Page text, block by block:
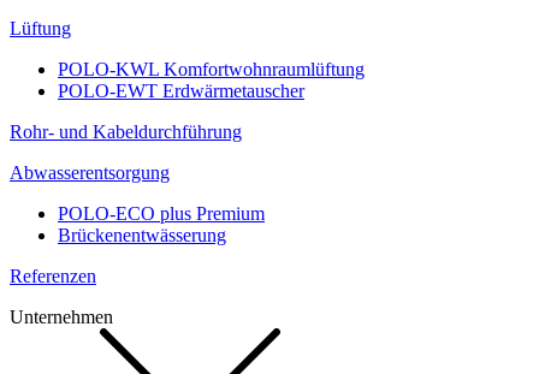
Lüftung
POLO-KWL Komfortwohnraumlüftung
POLO-EWT Erdwärmetauscher
Rohr- und Kabeldurchführung
Abwasserentsorgung
POLO-ECO plus Premium
Brückenentwässerung
Referenzen
Unternehmen